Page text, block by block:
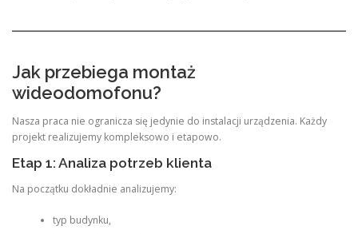
Jak przebiega montaż
wideodomofonu?
Nasza praca nie ogranicza się jedynie do instalacji urządzenia. Każdy
projekt realizujemy kompleksowo i etapowo.
Etap 1: Analiza potrzeb klienta
Na początku dokładnie analizujemy:
typ budynku,